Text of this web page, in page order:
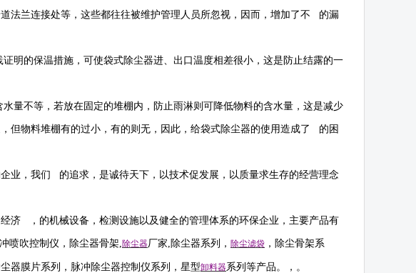
法兰连接处等，这些都往往被维护管理人员所忽视，因而，增加了不 的漏
明的保温措施，可使袋式除尘器进、出口温度相差很小，这是防止结露的一
量不等，若放在固定的堆棚内，防止雨淋则可降低物料的含水量，这是减少
但物料堆棚有的过小，有的则无，因此，给袋式除尘器的使用造成了 的困
业，我们 的追求，是诚待天下，以技术促发展，以质量求生存的经营理念
济 ，的机械设备，检测设施以及健全的管理体系的环保企业，主要产品有
喷吹控制仪 ， 除尘器骨架,除尘器厂家, 除尘器系列， 除尘滤袋 ，除尘骨架系
器膜片系列，脉冲除尘器控制仪系列，星型卸料器系列等产品。，。